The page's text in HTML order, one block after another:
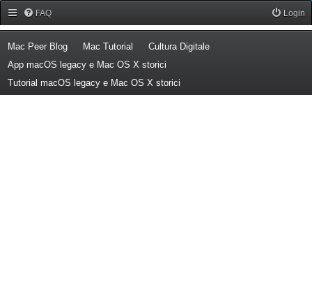
FAQ Login
Mac Peer Blog(Opens a new tab)
Mac Tutorial (Opens a new tab)
Cultura Digitale(Opens a new tab)
App macOS legacy e Mac OS X storici
Tutorial macOS legacy e Mac OS X storici